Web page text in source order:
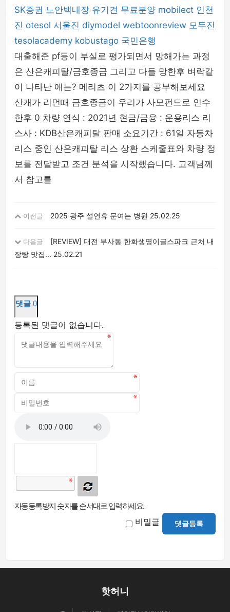
SK증권 노안백내장 유기견 무료분양 mobilect 인천
진 otesol 서울진 diymodel webtoonreview 모두진
tesolacademy kobustago 국민은행
대출해준 pf등이 부실로 평가되면서 망해가는 과정
은 산은캐피탈/금호종금 그리고 다들 망한후 벼락같
이 나타난 애는? 메리츠 이 2가지를 공부해보세요
산캐가 리먼때 금호종금이 우리가 사모펀드로 인수
한후 0 차량 연식 : 2021년 현금/금융 : 운용리스 리
스사 : KDB산은캐피탈 판매 소요기간 : 61일 자동차
리스 중인 산은캐피탈 리스 상환 스케줄표와 차량 정
보를 전달받고 조건 분석을 시작했습니다. 고객님께
서 참고를
이전글 2025 광주 설연휴 문여는 병원 25.02.25
다음글
[REVIEW] 대전 부사동 한화생명이글스파크 근처 내
장탕 맛집... 25.02.21
댓글 0
등록된 댓글이 없습니다.
자동등록방지 숫자를 순서대로 입력하세요.
비밀글 댓글등록
핫허니